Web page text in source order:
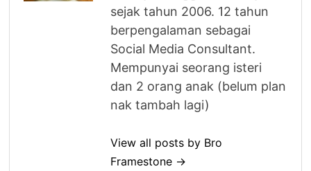
sejak tahun 2006. 12 tahun
berpengalaman sebagai
Social Media Consultant.
Mempunyai seorang isteri
dan 2 orang anak (belum plan
nak tambah lagi)
View all posts by Bro
Framestone →